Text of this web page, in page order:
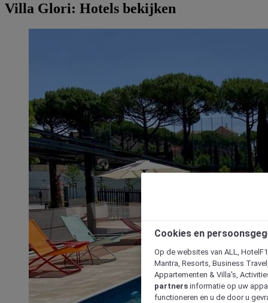
Villa Glori: Hotels bekijken
Cookies en
Op de websites van ALL,
Mantra, Resorts, Business
Appartementen & Villa's,
partners informatie op uw
functioneren en u de door u